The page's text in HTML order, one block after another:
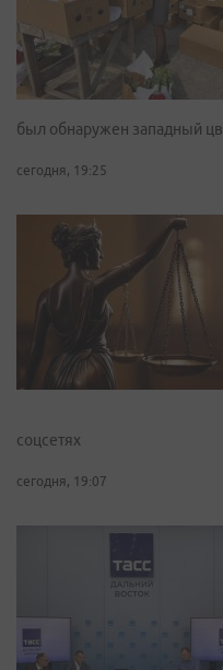
был обнаружен западный
сегодня, 19:25
соцсетях
сегодня, 19:07